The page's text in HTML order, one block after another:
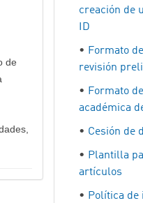
de
creación de
ID
• Formato
revisión
• Formato
académica
• Cesión de
• Plantilla
artículos
• Política de